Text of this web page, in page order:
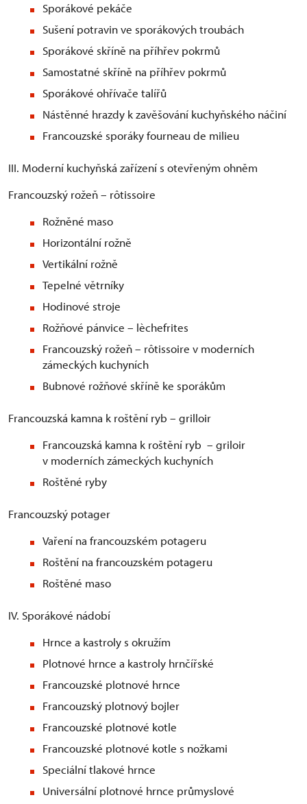
Sporákové pekáče
Sušení potravin ve sporákových troubách
Sporákové skříně na příhřev pokrmů
Samostatné skříně na příhřev pokrmů
Sporákové ohřívače talířů
Nástěnné hrazdy k zavěšování kuchyňského náčiní
Francouzské sporáky fourneau de milieu
III. Moderní kuchyňská zařízení s otevřeným ohněm
Francouzský rožeň – rôtissoire
Rožněné maso
Horizontální rožně
Vertikální rožně
Tepelné větrníky
Hodinové stroje
Rožňové pánvice – lèchefrites
Francouzský rožeň – rôtissoire v moderních
zámeckých kuchyních
Bubnové rožňové skříně ke sporákům
Francouzská kamna k roštění ryb – grilloir
Francouzská kamna k roštění ryb – griloir
v moderních zámeckých kuchyních
Roštěné ryby
Francouzský potager
Vaření na francouzském potageru
Roštění na francouzském potageru
Roštěné maso
IV. Sporákové nádobí
Hrnce a kastroly s okružím
Plotnové hrnce a kastroly hrnčířské
Francouzské plotnové hrnce
Francouzský plotnový bojler
Francouzské plotnové kotle
Francouzské plotnové kotle s nožkami
Speciální tlakové hrnce
Universální plotnové hrnce průmyslové